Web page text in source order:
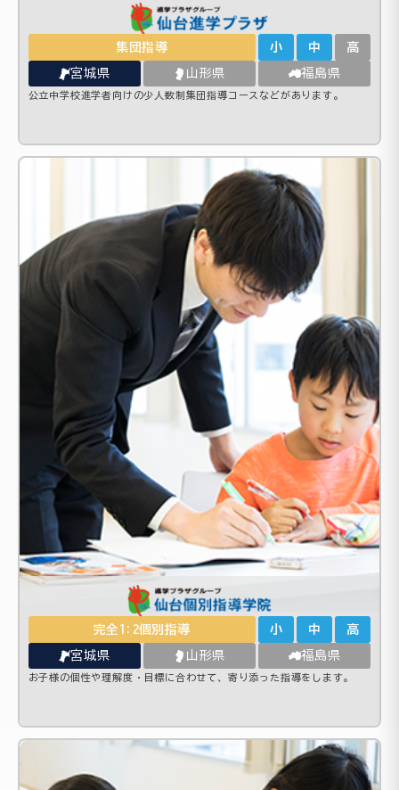
集団指導 小 中 高
宮城県 山形県 福島県
公立中学校進学者向けの少人数制集団指導コースなどがあります。
完全1:2個別指導 小 中 高
宮城県 山形県 福島県
お子様の個性や理解度・目標に合わせて、寄り添った指導をします。